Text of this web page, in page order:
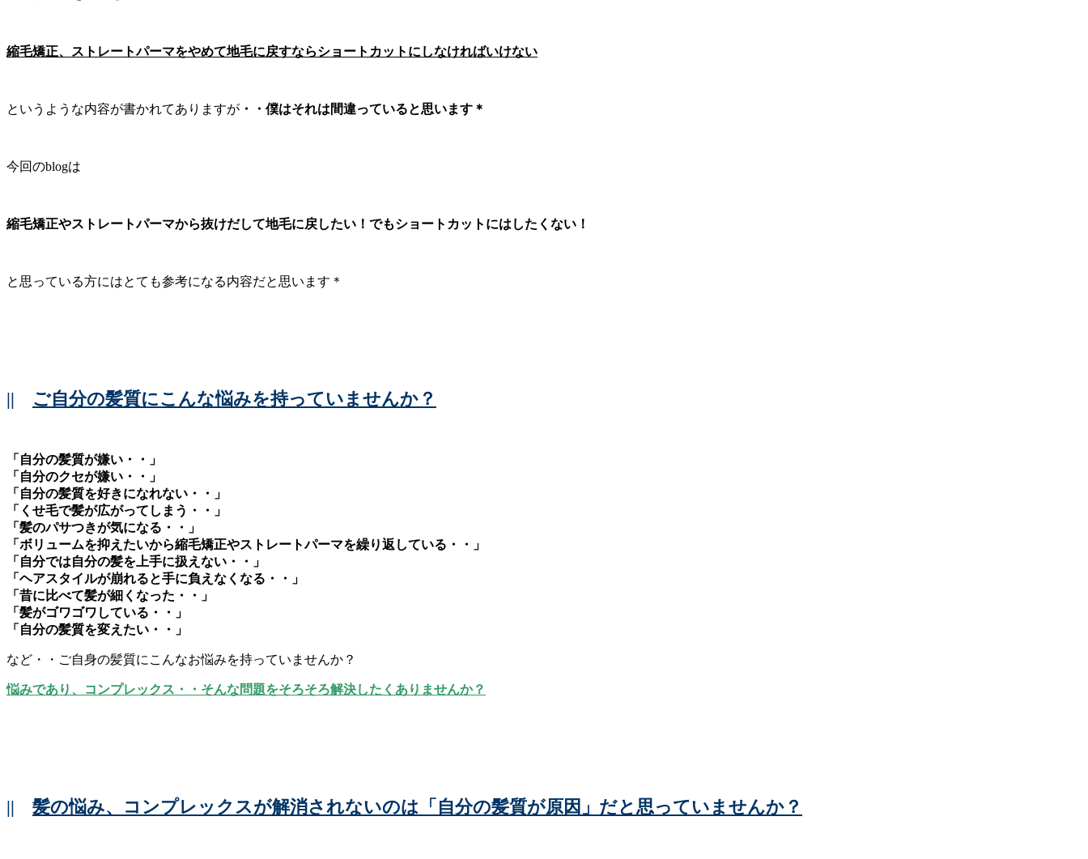
縮毛矯正、ストレートパーマをやめて地毛に戻すならショートカットにしなければいけない
というような内容が書かれてありますが ・・僕はそれは間違っていると思います＊
今回のblogは
縮毛矯正やストレートパーマから抜けだして地毛に戻したい！でもショートカットにはしたくない！
と思っている方にはとても参考になる内容だと思います＊
|| ご自分の髪質にこんな悩みを持っていませんか？
「自分の髪質が嫌い・・」
「自分のクセが嫌い・・」
「自分の髪質を好きになれない・・」
「くせ毛で髪が広がってしまう・・」
「髪のパサつきが気になる・・」
「ボリュームを抑えたいから縮毛矯正やストレートパーマを繰り返している・・」
「自分では自分の髪を上手に扱えない・・」
「ヘアスタイルが崩れると手に負えなくなる・・」
「昔に比べて髪が細くなった・・」
「髪がゴワゴワしている・・」
「自分の髪質を変えたい・・」
など・・ご自身の髪質にこんなお悩みを持っていませんか？
悩みであり、コンプレックス・・そんな問題をそろそろ解決したくありませんか？
|| 髪の悩み、コンプレックスが解消されないのは「自分の髪質が原因」だと思っていませんか？